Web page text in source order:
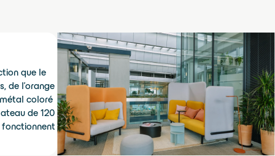
que le
de l'orange
coloré
de 120
fonctionnent